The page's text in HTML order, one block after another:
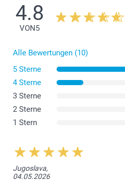
4.8
VON5
Alle Bewertungen (10)
5 Sterne
4 Sterne
3 Sterne
2 Sterne
1 Stern
Jugoslava,
04.05.2026